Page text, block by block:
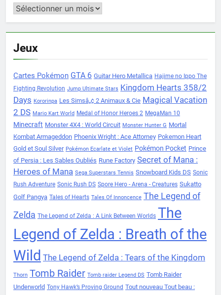
Archives
Jeux
Cartes Pokémon GTA 6 Guitar Hero Metallica Hajime no Ippo The
Fighting Revolution Jump Ultimate Stars Kingdom Hearts 358/2
Days Kororinpa Les Simsâ„¢ 2 Animaux & Cie Magical Vacation
2 DS Mario Kart World Medal of Honor Heroes 2 MegaMan 10
Minecraft Monster 4X4 : World Circuit Monster Hunter G Mortal
Kombat Armageddon Phoenix Wright : Ace Attorney Pokemon Heart
Gold et Soul Silver Pokémon Ecarlate et Violet Pokémon Pocket Prince
of Persia : Les Sables Oubliés Rune Factory Secret of Mana :
Heroes of Mana Sega Superstars Tennis Snowboard Kids DS Sonic
Rush Adventure Sonic Rush DS Spore Hero - Arena - Creatures Sukatto
Golf Pangya Tales of Hearts Tales Of Innoncence The Legend of
Zelda The Legend of Zelda : A Link Between Worlds The
Legend of Zelda : Breath of the
Wild The Legend of Zelda : Tears of the Kingdom
Thorn Tomb Raider Tomb raider Legend DS Tomb Raider
Underworld Tony Hawk’s Proving Ground Tout nouveau Tout beau :